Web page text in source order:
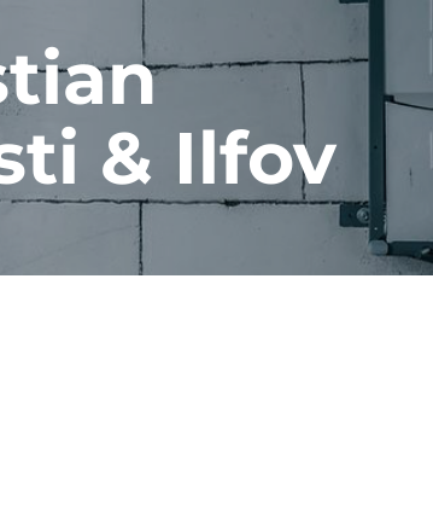
& Ilfov